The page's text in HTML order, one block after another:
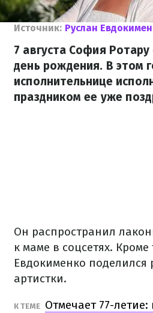
Источник: Руслан
7 августа София
день рождения. В этом
исполнительнице
праздником ее уже
Он распространил
к маме в соцсетях. Кроме
Евдокименко поделился
артистки.
К ТЕМЕ Отмечает 77-